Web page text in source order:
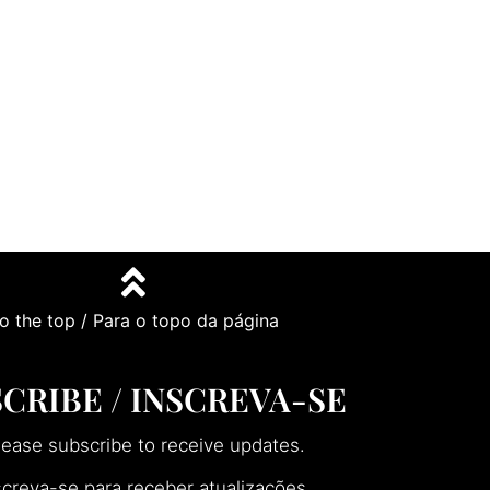
the top / Para o topo da página
/ INSCREVA-SE
subscribe to receive updates.